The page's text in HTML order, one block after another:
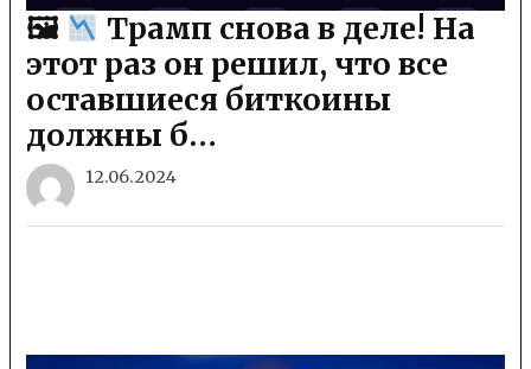
🖼
Трамп снова в деле! На
этот раз он решил, что все
оставшиеся биткоины
должны б…
12.06.2024